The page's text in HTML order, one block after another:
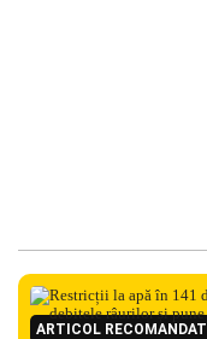
ARTICOL RECOMANDAT